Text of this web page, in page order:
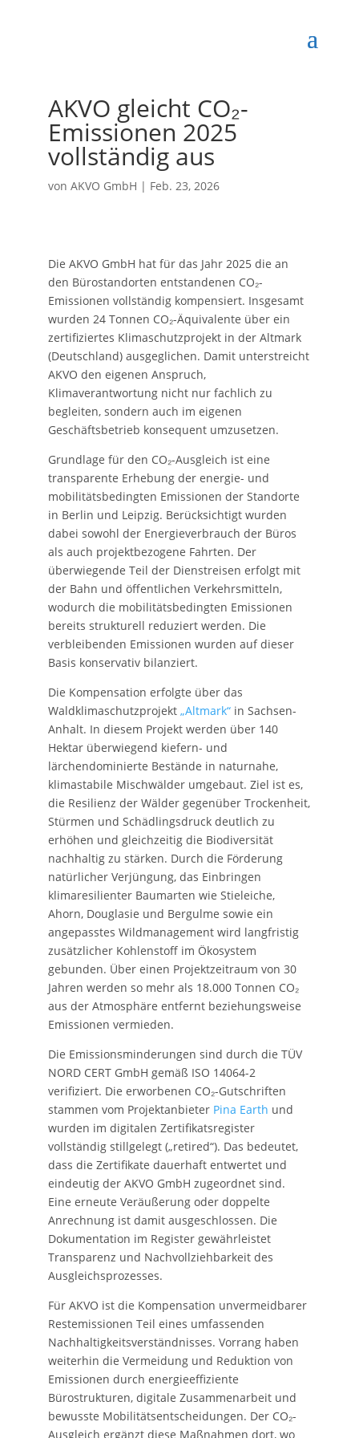
AKVO gleicht CO₂-
Emissionen 2025
vollständig aus
von AKVO GmbH | Feb. 23, 2026
Die AKVO GmbH hat für das Jahr 2025 die an
den Bürostandorten entstandenen CO₂-
Emissionen vollständig kompensiert. Insgesamt
wurden 24 Tonnen CO₂-Äquivalente über ein
zertifiziertes Klimaschutzprojekt in der Altmark
(Deutschland) ausgeglichen. Damit unterstreicht
AKVO den eigenen Anspruch,
Klimaverantwortung nicht nur fachlich zu
begleiten, sondern auch im eigenen
Geschäftsbetrieb konsequent umzusetzen.
Grundlage für den CO₂-Ausgleich ist eine
transparente Erhebung der energie- und
mobilitätsbedingten Emissionen der Standorte
in Berlin und Leipzig. Berücksichtigt wurden
dabei sowohl der Energieverbrauch der Büros
als auch projektbezogene Fahrten. Der
überwiegende Teil der Dienstreisen erfolgt mit
der Bahn und öffentlichen Verkehrsmitteln,
wodurch die mobilitätsbedingten Emissionen
bereits strukturell reduziert werden. Die
verbleibenden Emissionen wurden auf dieser
Basis konservativ bilanziert.
Die Kompensation erfolgte über das
Waldklimaschutzprojekt „Altmark“in Sachsen-
Anhalt. In diesem Projekt werden über 140
Hektar überwiegend kiefern- und
lärchendominierte Bestände in naturnahe,
klimastabile Mischwälder umgebaut. Ziel ist es,
die Resilienz der Wälder gegenüber Trockenheit,
Stürmen und Schädlingsdruck deutlich zu
erhöhen und gleichzeitig die Biodiversität
nachhaltig zu stärken. Durch die Förderung
natürlicher Verjüngung, das Einbringen
klimaresilienter Baumarten wie Stieleiche,
Ahorn, Douglasie und Bergulme sowie ein
angepasstes Wildmanagement wird langfristig
zusätzlicher Kohlenstoff im Ökosystem
gebunden. Über einen Projektzeitraum von 30
Jahren werden so mehr als 18.000 Tonnen CO₂
aus der Atmosphäre entfernt beziehungsweise
Emissionen vermieden.
Die Emissionsminderungen sind durch die TÜV
NORD CERT GmbH gemäß ISO 14064-2
verifiziert. Die erworbenen CO₂-Gutschriften
stammen vom Projektanbieter Pina Earth und
wurden im digitalen Zertifikatsregister
vollständig stillgelegt („retired“). Das bedeutet,
dass die Zertifikate dauerhaft entwertet und
eindeutig der AKVO GmbH zugeordnet sind.
Eine erneute Veräußerung oder doppelte
Anrechnung ist damit ausgeschlossen. Die
Dokumentation im Register gewährleistet
Transparenz und Nachvollziehbarkeit des
Ausgleichsprozesses.
Für AKVO ist die Kompensation unvermeidbarer
Restemissionen Teil eines umfassenden
Nachhaltigkeitsverständnisses. Vorrang haben
weiterhin die Vermeidung und Reduktion von
Emissionen durch energieeffiziente
Bürostrukturen, digitale Zusammenarbeit und
bewusste Mobilitätsentscheidungen. Der CO₂-
Ausgleich ergänzt diese Maßnahmen dort, wo